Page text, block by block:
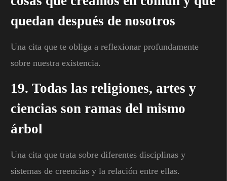
quedan después de nosotros
Una cita que te obliga a reflexionar profundamente
sobre nuestra existencia.
19. Todas las religiones, artes y
ciencias son ramas del mismo
árbol
Una cita que trata sobre diferentes disciplinas y
sistemas de creencias y la relación entre ellas.